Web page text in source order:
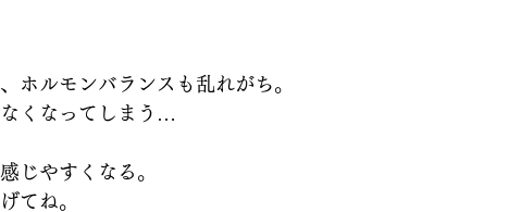
ホルモンバランスも乱れがち。
くなってしまう…
じやすくなる。
てね。